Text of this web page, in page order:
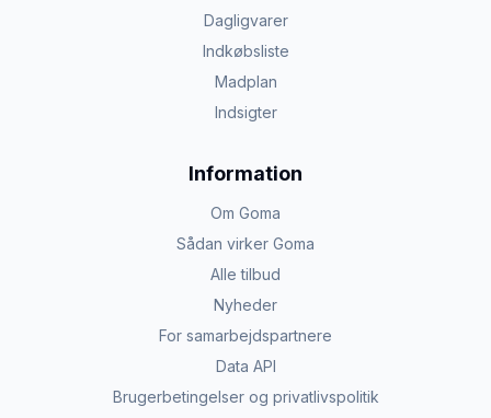
Dagligvarer
Indkøbsliste
Madplan
Indsigter
Information
Om Goma
Sådan virker Goma
Alle tilbud
Nyheder
For samarbejdspartnere
Data API
Brugerbetingelser og privatlivspolitik